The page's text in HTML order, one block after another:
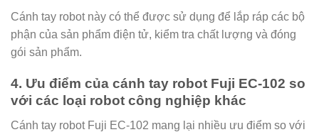
Cánh tay robot này có thể được sử dụng để lắp ráp các bộ
phận của sản phẩm điện tử, kiểm tra chất lượng và đóng
gói sản phẩm.
4. Ưu điểm của cánh tay robot Fuji EC-102 so
với các loại robot công nghiệp khác
Cánh tay robot Fuji EC-102 mang lại nhiều ưu điểm so với